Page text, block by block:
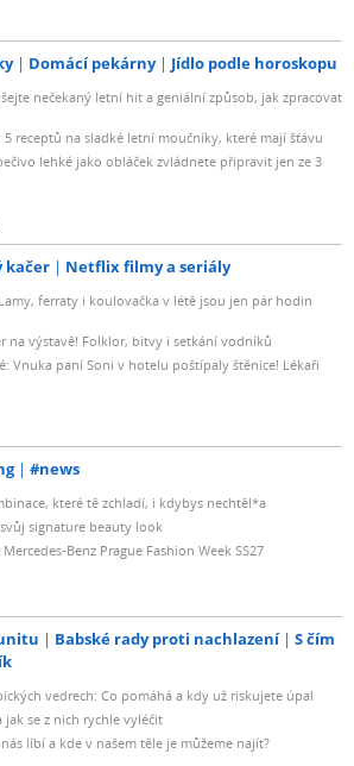
Domácí pekárny Jídlo podle horoskopu
nečekaný letní hit a geniální způsob, jak zpracovat
receptů na sladké letní moučníky, které mají šťávu
lehké jako obláček zvládnete připravit jen ze 3
kačer Netflix filmy a seriály
ferraty i koulovačka v létě jsou jen pár hodin
na výstavě! Folklor, bitvy i setkání vodníků
Vnuka paní Soni v hotelu poštípaly štěnice! Lékaři
#news
které tě zchladí, i kdybys nechtěl*a
signature beauty look
Benz Prague Fashion Week SS27
Babské rady proti nachlazení
S čím
vedrech: Co pomáhá a kdy už riskujete úpal
jak se z nich rychle vyléčit
líbí a kde v našem těle je můžeme najít?